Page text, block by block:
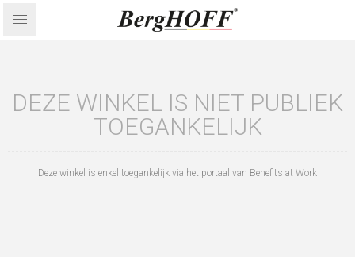
DEZE WINKEL IS NIET PUBLIEK
TOEGANKELIJK
Deze winkel is enkel toegankelijk via het portaal van Benefits at Work